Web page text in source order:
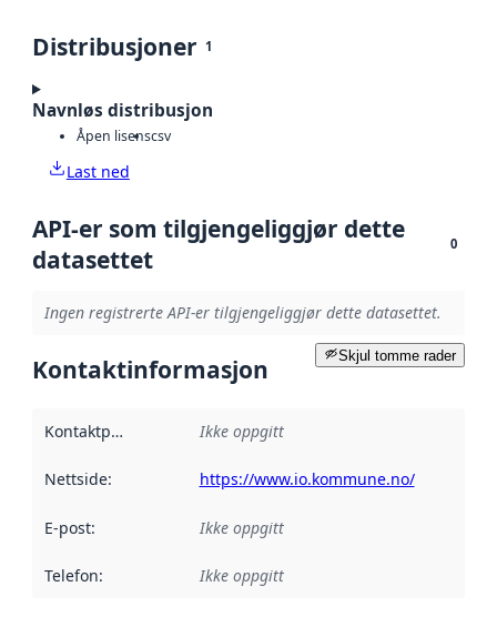
Distribusjoner 1
Navnløs distribusjon
Åpen lisenscsv
Last ned
API-er som tilgjengeliggjør dette
datasettet
0
Ingen registrerte API-er tilgjengeliggjør dette datasettet.
Skjul tomme rader
Kontaktinformasjon
Kontaktpunkt Ikke oppgitt
Nettside: https://www.io.kommune.no/
E-post: Ikke oppgitt
Telefon: Ikke oppgitt